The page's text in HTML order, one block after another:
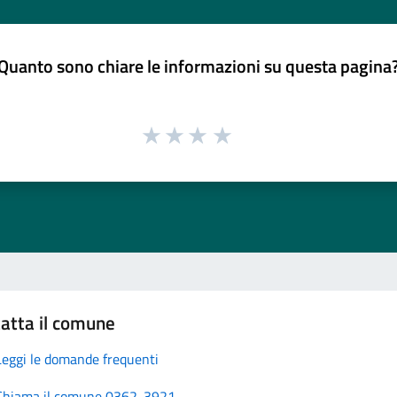
sono chiare le informazioni su questa
il comune
le domande frequenti